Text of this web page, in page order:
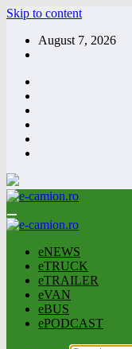
Skip to content
August 7, 2026
eNEWS
eTRUCK
eTRAILER
eVAN
eBUS
ePODCAST